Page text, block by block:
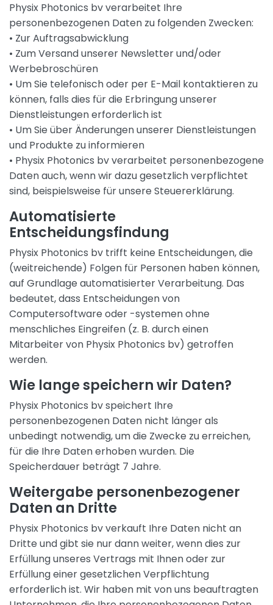
Physix Photonics bv verarbeitet Ihre
personenbezogenen Daten zu folgenden Zwecken:
• Zur Auftragsabwicklung
• Zum Versand unserer Newsletter und/oder
Werbebroschüren
• Um Sie telefonisch oder per E-Mail kontaktieren zu
können, falls dies für die Erbringung unserer
Dienstleistungen erforderlich ist
• Um Sie über Änderungen unserer Dienstleistungen
und Produkte zu informieren
• Physix Photonics bv verarbeitet personenbezogene
Daten auch, wenn wir dazu gesetzlich verpflichtet
sind, beispielsweise für unsere Steuererklärung.
Automatisierte
Entscheidungsfindung
Physix Photonics bv trifft keine Entscheidungen, die
(weitreichende) Folgen für Personen haben können,
auf Grundlage automatisierter Verarbeitung. Das
bedeutet, dass Entscheidungen von
Computersoftware oder -systemen ohne
menschliches Eingreifen (z. B. durch einen
Mitarbeiter von Physix Photonics bv) getroffen
werden.
Wie lange speichern wir Daten?
Physix Photonics bv speichert Ihre
personenbezogenen Daten nicht länger als
unbedingt notwendig, um die Zwecke zu erreichen,
für die Ihre Daten erhoben wurden. Die
Speicherdauer beträgt 7 Jahre.
Weitergabe personenbezogener
Daten an Dritte
Physix Photonics bv verkauft Ihre Daten nicht an
Dritte und gibt sie nur dann weiter, wenn dies zur
Erfüllung unseres Vertrags mit Ihnen oder zur
Erfüllung einer gesetzlichen Verpflichtung
erforderlich ist. Wir haben mit von uns beauftragten